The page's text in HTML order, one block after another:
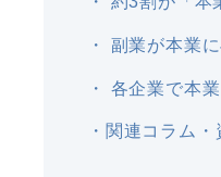
副業が本業
各企業で本
関連コラム・